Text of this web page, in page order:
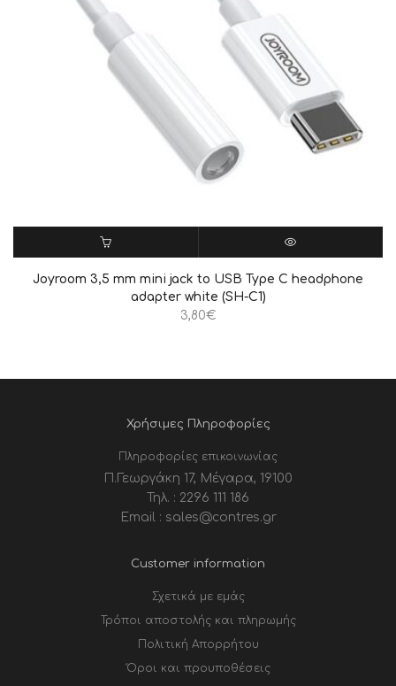
ΠΡΟΣΘΉΚΗ ΣΤΟ ΚΑΛΆΘΙ QUICK VIEW
Joyroom 3,5 mm mini jack to USB Type C headphone
adapter white (SH-C1)
3,80€
Χρήσιμες Πληροφορίες
Πληροφορίες επικοινωνίας
Π.Γεωργάκη 17, Μέγαρα, 19100
Τηλ. : 2296 111 186
Email : sales@contres.gr
Customer information
Σχετικά με εμάς
Τρόποι αποστολής και πληρωμής
Πολιτική Απορρήτου
Όροι και προυποθέσεις